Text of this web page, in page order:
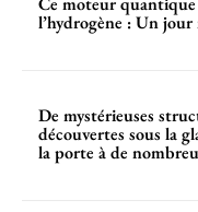
l’hydrogène : Un jour
De mystérieuses
découvertes sous la
la porte à de